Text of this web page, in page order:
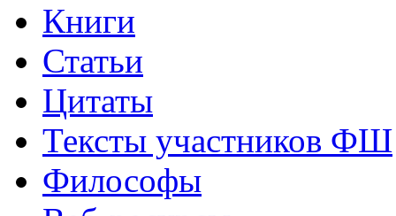
Книги
Статьи
Цитаты
Тексты участников ФШ
Философы